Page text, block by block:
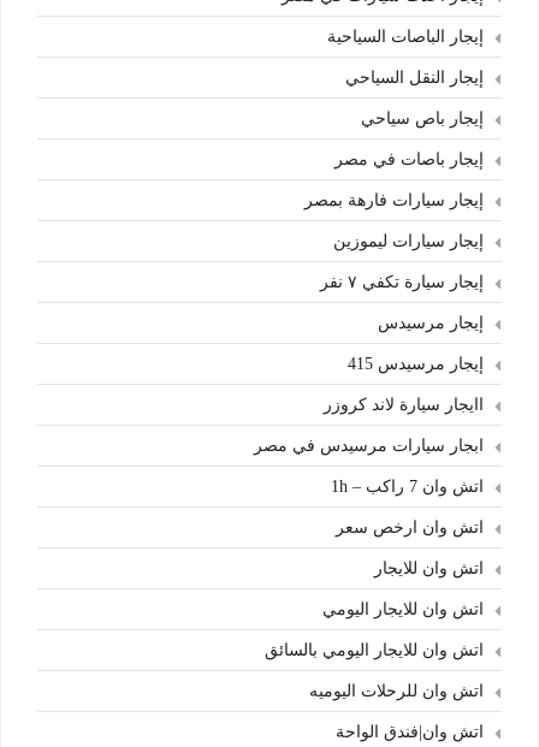
إيجار الباصات السياحية
إيجار النقل السياحي
إيجار باص سياحي
إيجار باصات في مصر
إيجار سيارات فارهة بمصر
إيجار سيارات ليموزين
إيجار سيارة تكفي ٧ نفر
إيجار مرسيدس
إيجار مرسيدس 415
اايجار سيارة لاند كروزر
ابجار سيارات مرسيدس في مصر
اتش وان 7 راكب – 1h
اتش وان ارخص سعر
اتش وان للايجار
اتش وان للايجار اليومي
اتش وان للايجار اليومي بالسائق
اتش وان للرحلات اليوميه
اتش وان|فندق الواحة